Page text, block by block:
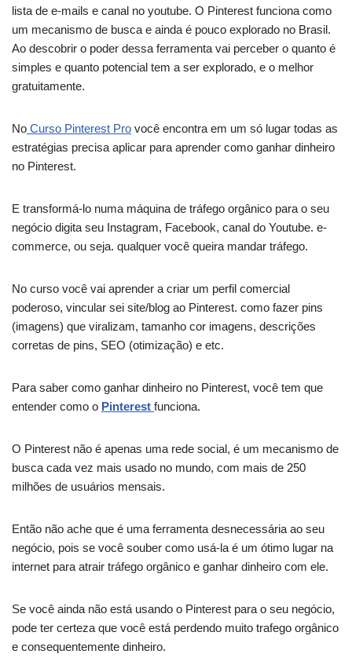
lista de e-mails e canal no youtube. O Pinterest funciona como
um mecanismo de busca e ainda é pouco explorado no Brasil.
Ao descobrir o poder dessa ferramenta vai perceber o quanto é
simples e quanto potencial tem a ser explorado, e o melhor
gratuitamente.
No Curso Pinterest Pro você encontra em um só lugar todas as
estratégias precisa aplicar para aprender como ganhar dinheiro
no Pinterest.
E transformá-lo numa máquina de tráfego orgânico para o seu
negócio digita seu Instagram, Facebook, canal do Youtube. e-
commerce, ou seja. qualquer você queira mandar tráfego.
No curso você vai aprender a criar um perfil comercial
poderoso, vincular sei site/blog ao Pinterest. como fazer pins
(imagens) que viralizam, tamanho cor imagens, descrições
corretas de pins, SEO (otimização) e etc.
Para saber como ganhar dinheiro no Pinterest, você tem que
entender como o Pinterest funciona.
O Pinterest não é apenas uma rede social, é um mecanismo de
busca cada vez mais usado no mundo, com mais de 250
milhões de usuários mensais.
Então não ache que é uma ferramenta desnecessária ao seu
negócio, pois se você souber como usá-la é um ótimo lugar na
internet para atrair tráfego orgânico e ganhar dinheiro com ele.
Se você ainda não está usando o Pinterest para o seu negócio,
pode ter certeza que você está perdendo muito trafego orgânico
e consequentemente dinheiro.